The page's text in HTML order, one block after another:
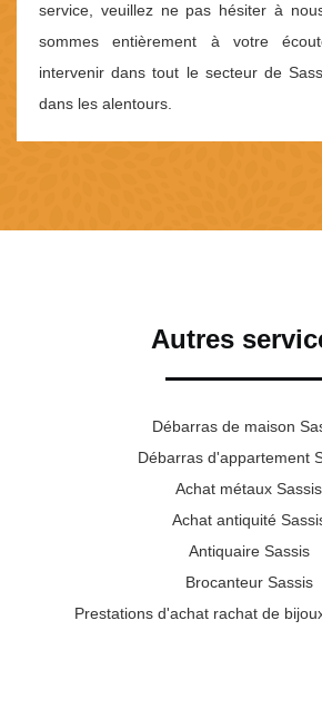
service, veuillez ne pas hésiter à
sommes entièrement à votre
intervenir dans tout le secteur de
dans les alentours.
Autres
Débarras de maison
Débarras d'appartement
Achat métaux Sassis
Achat antiquité
Antiquaire Sassis
Brocanteur Sassis
Prestations d'achat rachat de